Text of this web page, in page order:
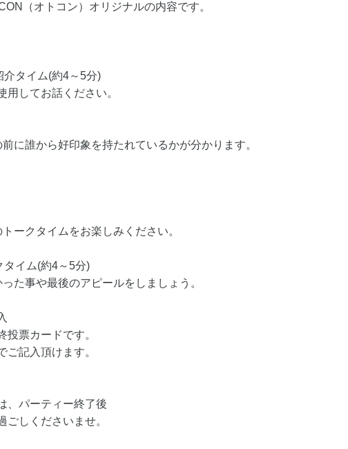
（オトコン）オリジナルの内容です。
介タイム(約4～5分)
用してお話ください。
に誰から好印象を持たれているかが分かります。
ークタイムをお楽しみください。
タイム(約4～5分)
た事や最後のアピールをしましょう。
投票カードです。
ご記入頂けます。
、パーティー終了後
ごしくださいませ。